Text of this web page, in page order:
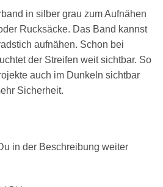
in silber grau zum Aufnähen
Rucksäcke. Das Band kannst
aufnähen. Schon bei
der Streifen weit sichtbar. So
auch im Dunkeln sichtbar
Sicherheit.
in der Beschreibung weiter